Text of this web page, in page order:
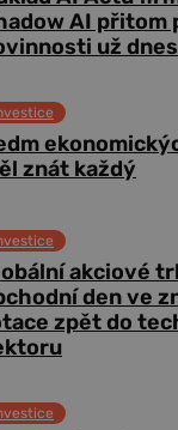
AI přitom
už dnes
znát každý
akciové
den ve
zpět do